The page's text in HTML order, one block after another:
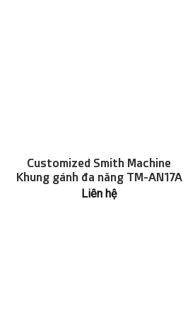
Customized Smith Machine
Khung gánh đa năng TM-AN17A
Liên hệ